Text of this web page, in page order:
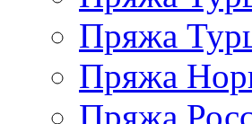
Пряжа
Пряжа
Пряжа